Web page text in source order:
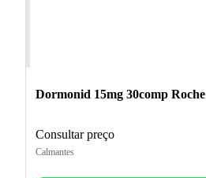
Dormonid 15mg 30comp Roche
Consultar preço
Calmantes